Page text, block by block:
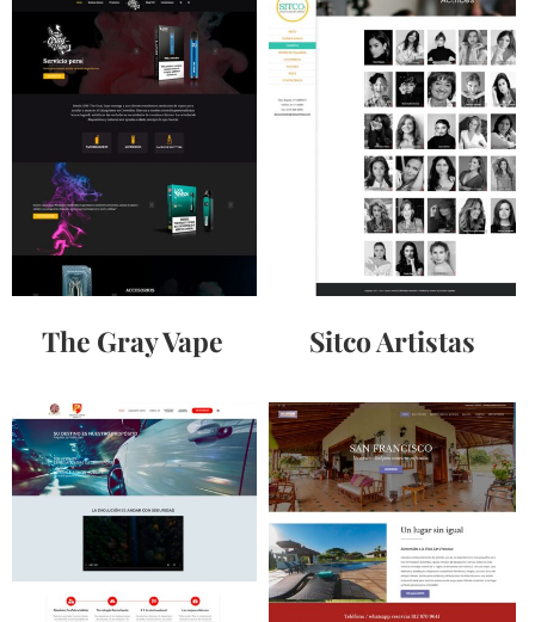
The Gray
Vape
The Gray Vape
Sitco
Artistas
Sitco Artistas